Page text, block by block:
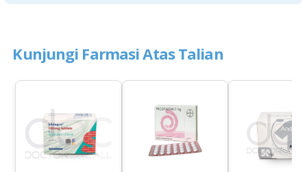
Kunjungi Farmasi Atas Talian